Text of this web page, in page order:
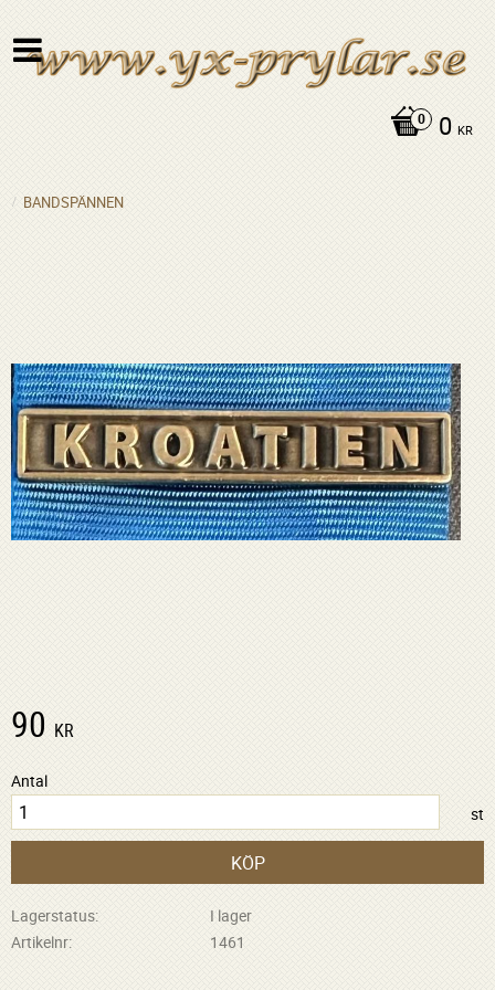
0 KR
BANDSPÄNNEN
90 KR
Antal
st
KÖP
Lagerstatus
I lager
Artikelnr
1461